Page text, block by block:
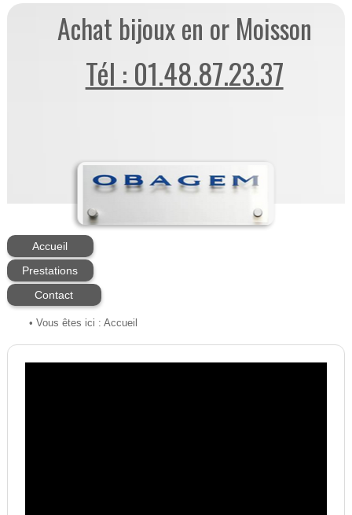
Achat bijoux en or Moisson
Tél : 01.48.87.23.37
Accueil
Prestations
Contact
• Vous êtes ici : Accueil